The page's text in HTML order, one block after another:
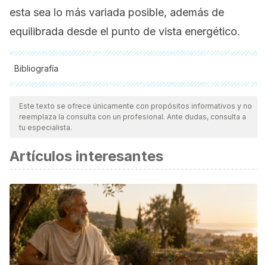
esta sea lo más variada posible, además de
equilibrada desde el punto de vista energético.
Bibliografía
Todas las fuentes citadas fueron revisadas a profundidad por
nuestro equipo, para asegurar su calidad, confiabilidad,
vigencia y validez.La bibliografía de este artículo fue
científica.
Blesso CN., Fernandez ML., Dietary cholesterol, serum
lipids and heart disease: are eggs working for or against
you? Nutrients, 2018.
Abdelhamid AS., Brown TJ., Brainard JS., Biswas P., et al.,
Omega 3 fatty acids for the primary and secondary
prevention of cardiovascular disease. Cochrane Database
Este texto se ofrece únicamente con propósitos informativos y no
reemplaza la consulta con un profesional. Ante dudas, consulta a
tu especialista.
Artículos interesantes